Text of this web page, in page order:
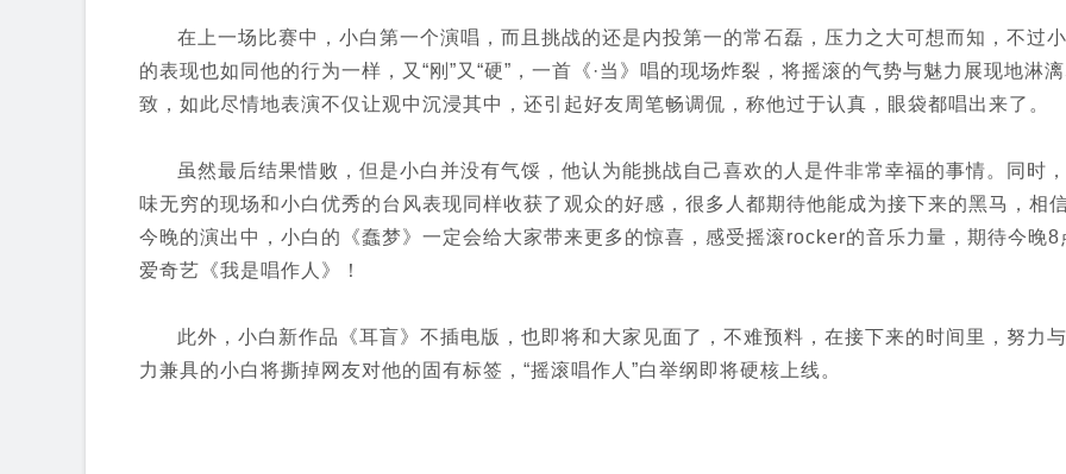
在上一场比赛中，小白第一个演唱，而且挑战的还是内投第一的常石磊，压力之大可想而知，不过
的表现也如同他的行为一样，又“刚”又“硬”，一首《·当》唱的现场炸裂，将摇滚的气势与魅力展现地淋
致，如此尽情地表演不仅让观中沉浸其中，还引起好友周笔畅调侃，称他过于认真，眼袋都唱出来了。
虽然最后结果惜败，但是小白并没有气馁，他认为能挑战自己喜欢的人是件非常幸福的事情。同时
味无穷的现场和小白优秀的台风表现同样收获了观众的好感，很多人都期待他能成为接下来的黑马，相
今晚的演出中，小白的《蠢梦》一定会给大家带来更多的惊喜，感受摇滚rocker的音乐力量，期待今晚8
爱奇艺《我是唱作人》！
此外，小白新作品《耳盲》不插电版，也即将和大家见面了，不难预料，在接下来的时间里，努力
力兼具的小白将撕掉网友对他的固有标签，“摇滚唱作人”白举纲即将硬核上线。